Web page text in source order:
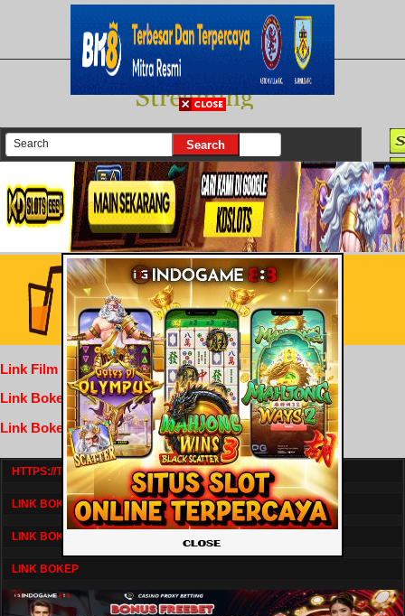
There are currently 25630 movies on our website
Login
Link Film Dewasa
Link Bokep Indofilm
Link Bokep FilmNikmat
HTTPS://TV1.BOSKU21.CAM/
LINK BOKEP DRAMASERIAL
LINK BOKEP
LINK BOKEP